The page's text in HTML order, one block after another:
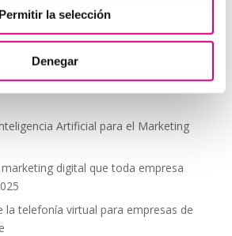
Permitir la selección
Denegar
en marketing y publicidad que
plan de marketing
una solución para la gestión de
Artificial para el Marketing
digital que toda empresa
la telefonía virtual para empresas de